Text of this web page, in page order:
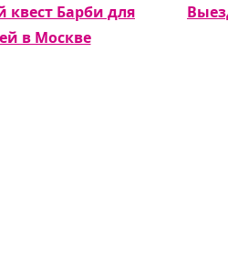
квест Барби для
в Москве